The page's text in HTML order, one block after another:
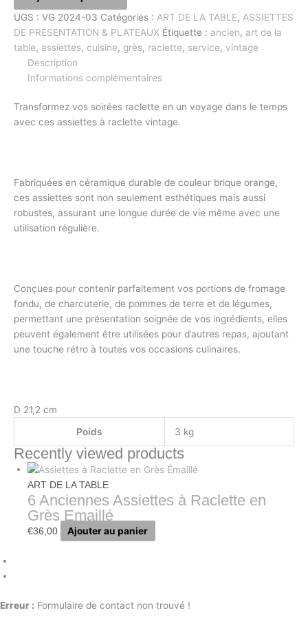
UGS : VG 2024-03 Catégories : ART DE LA TABLE, ASSIETTES
DE PRESENTATION & PLATEAUX Étiquette : ancien, art de la
table, assiettes, cuisine, grès, raclette, service, vintage
Description
Informations complémentaires
Transformez vos soirées raclette en un voyage dans le temps
avec ces assiettes à raclette vintage.
Fabriquées en céramique durable de couleur brique orange,
ces assiettes sont non seulement esthétiques mais aussi
robustes, assurant une longue durée de vie même avec une
utilisation régulière.
Conçues pour contenir parfaitement vos portions de fromage
fondu, de charcuterie, de pommes de terre et de légumes,
permettant une présentation soignée de vos ingrédients, elles
peuvent également être utilisées pour d’autres repas, ajoutant
une touche rétro à toutes vos occasions culinaires.
D 21,2 cm
Poids
3 kg
Recently viewed products
ART DE LA TABLE
6 Anciennes Assiettes à Raclette en
Grès Emaillé
€36,00 Ajouter au panier
Erreur : Formulaire de contact non trouvé !